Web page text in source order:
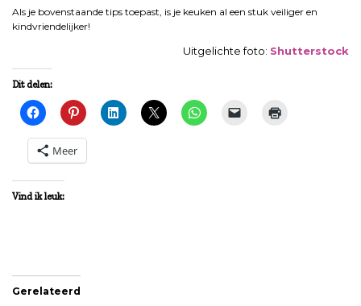
Als je bovenstaande tips toepast, is je keuken al een stuk veiliger en
kindvriendelijker!
Uitgelichte foto: Shutterstock
Dit delen:
Meer
Vind ik leuk:
Gerelateerd